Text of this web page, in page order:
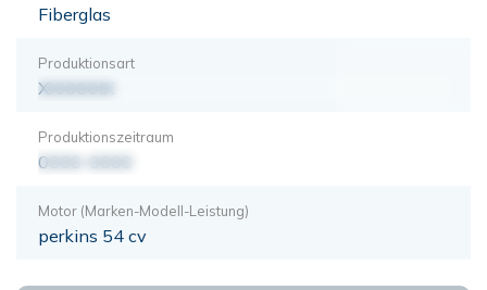
Fiberglas
Produktionsart
XXXXXXX
Produktionszeitraum
0000-0000
Motor (Marken-Modell-Leistung)
perkins 54 cv